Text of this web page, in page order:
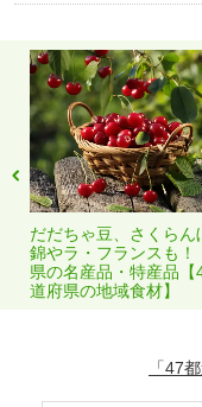
だだちゃ豆、さくらん
錦やラ・フランスも
県の名産品・特産品【
道府県の地域食材】
「47